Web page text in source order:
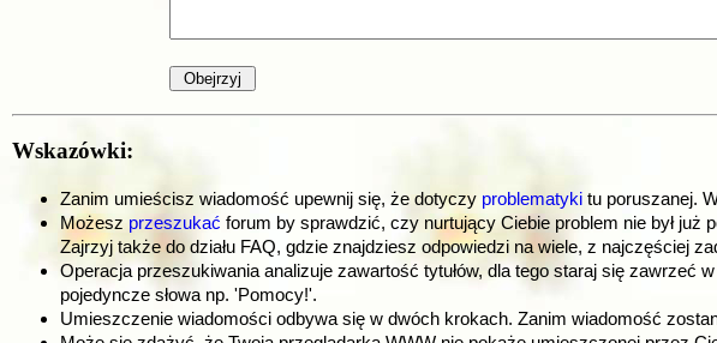
Wskazówki:
Zanim umieścisz wiadomość upewnij się, że dotyczy problematyki tu poruszanej.
Możesz przeszukać forum by sprawdzić, czy nurtujący Ciebie problem nie był już
Zajrzyj także do działu FAQ, gdzie znajdziesz odpowiedzi na wiele, z najczęściej
Operacja przeszukiwania analizuje zawartość tytułów, dla tego staraj się zawrzeć
pojedyncze słowa np. 'Pomocy!'.
Umieszczenie wiadomości odbywa się w dwóch krokach. Zanim wiadomość